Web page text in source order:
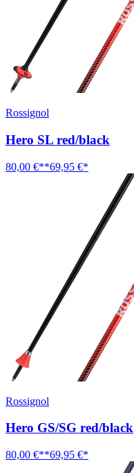
Rossignol
Hero SL red/black
80,00 €**69,95 €*
Rossignol
Hero GS/SG red/black
80,00 €**69,95 €*